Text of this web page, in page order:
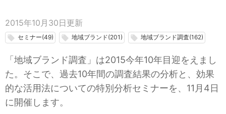
2015年10月30日 更新
local_offer セミナー(49) local_offer 地域ブランド(201) local_offer 地域ブランド調査(162)
「地域ブランド調査」は2015今年10年目迎をえまし
た。そこで、過去10年間の調査結果の分析と、効果
的な活用法についての特別分析セミナーを、11月4日
に開催します。